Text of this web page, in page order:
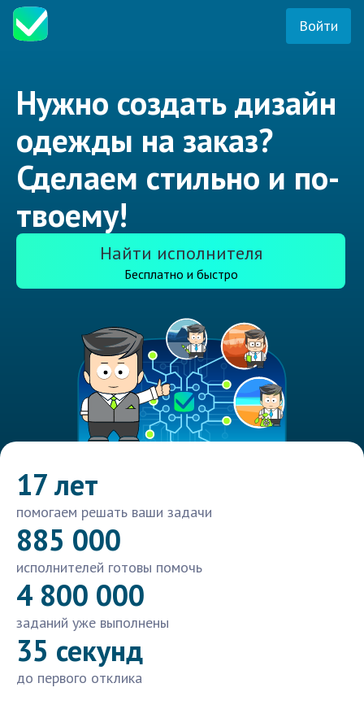
Войти
Нужно создать дизайн
одежды на заказ?
Сделаем стильно и по-
твоему!
Найти исполнителя
Бесплатно и быстро
17 лет
помогаем решать ваши задачи
885 000
исполнителей готовы помочь
4 800 000
заданий уже выполнены
35 секунд
до первого отклика